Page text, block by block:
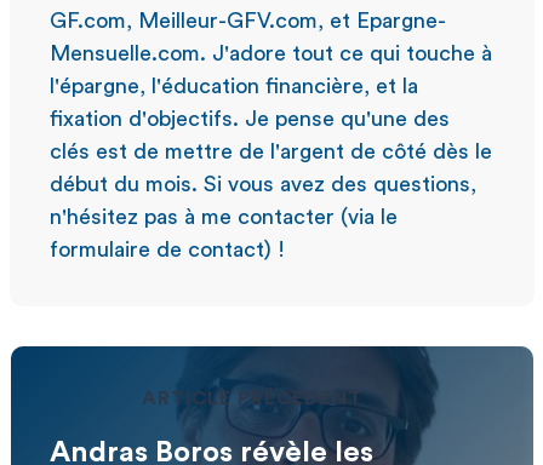
GF.com, Meilleur-GFV.com, et Epargne-
Mensuelle.com. J'adore tout ce qui touche à
l'épargne, l'éducation financière, et la
fixation d'objectifs. Je pense qu'une des
clés est de mettre de l'argent de côté dès le
début du mois. Si vous avez des questions,
n'hésitez pas à me contacter (via le
formulaire de contact) !
ARTICLE PRÉCÉDENT
Andras Boros révèle les